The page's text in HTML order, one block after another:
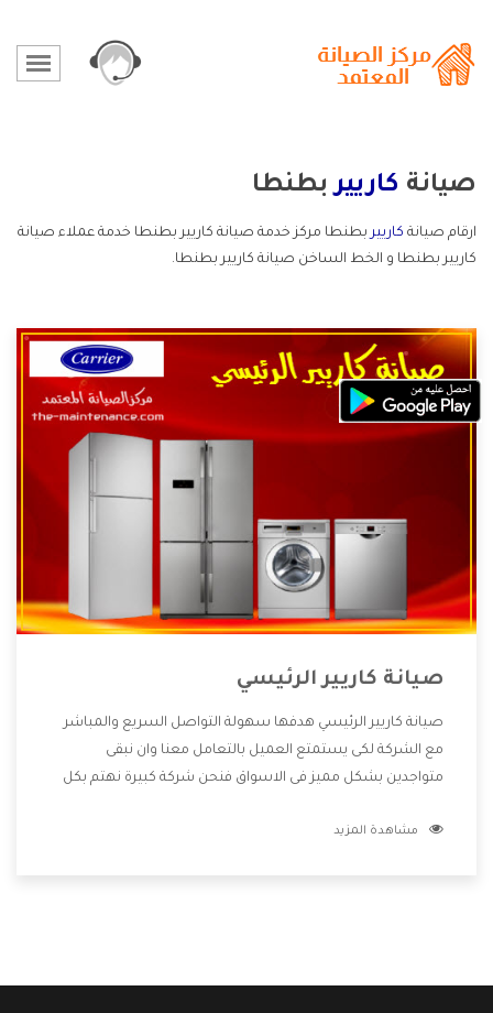
صيانة كارييربطنطا
ارقام صيانة كارييربطنطا مركز خدمة صيانة كاريير بطنطا خدمة عملاء صيانة
كاريير بطنطا و الخط الساخن صيانة كاريير بطنطا.
صيانة كاريير الرئيسي
صيانة كاريير الرئيسي هدفها سهولة التواصل السريع والمباشر
مع الشركة لكى يستمتع العميل بالتعامل معنا وان نبقى
متواجدين بشكل مميز فى الاسواق فنحن شركة كبيرة نهتم بكل
الشركة بها والتى تكون منها خدمة الصيانة التى تكون من أهم
مشاهدة المزيد